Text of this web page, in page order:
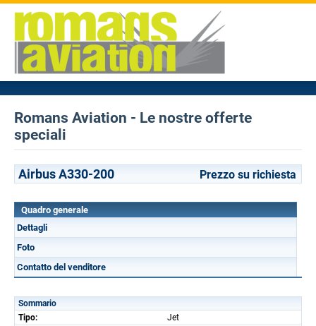
Romans Aviation - Le nostre offerte
speciali
Airbus A330-200 Prezzo su richiesta
Quadro generale
Dettagli
Foto
Contatto del venditore
Sommario
Tipo:
Jet